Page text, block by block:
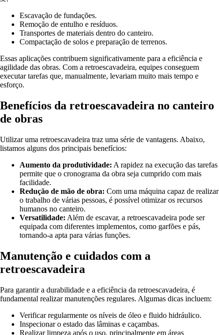
Escavação de fundações.
Remoção de entulho e resíduos.
Transportes de materiais dentro do canteiro.
Compactação de solos e preparação de terrenos.
Essas aplicações contribuem significativamente para a eficiência e
agilidade das obras. Com a retroescavadeira, equipes conseguem
executar tarefas que, manualmente, levariam muito mais tempo e
esforço.
Benefícios da retroescavadeira no canteiro
de obras
Utilizar uma retroescavadeira traz uma série de vantagens. Abaixo,
listamos alguns dos principais benefícios:
Aumento da produtividade: A rapidez na execução das tarefas
permite que o cronograma da obra seja cumprido com mais
facilidade.
Redução de mão de obra: Com uma máquina capaz de realizar
o trabalho de várias pessoas, é possível otimizar os recursos
humanos no canteiro.
Versatilidade: Além de escavar, a retroescavadeira pode ser
equipada com diferentes implementos, como garfões e pás,
tornando-a apta para várias funções.
Manutenção e cuidados com a
retroescavadeira
Para garantir a durabilidade e a eficiência da retroescavadeira, é
fundamental realizar manutenções regulares. Algumas dicas incluem:
Verificar regularmente os níveis de óleo e fluido hidráulico.
Inspecionar o estado das lâminas e caçambas.
Realizar limpeza após o uso, principalmente em áreas